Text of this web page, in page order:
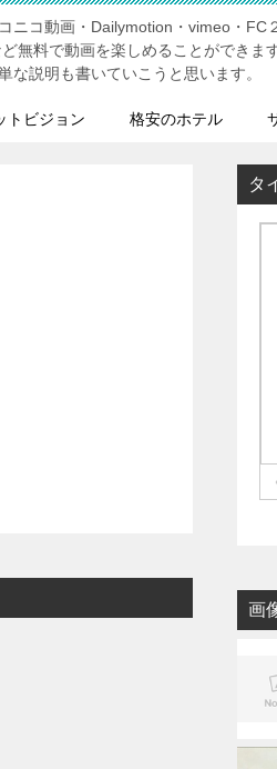
ニコ動画・Dailymotion・vimeo・FC
無料で動画を楽しめることができま
な説明も書いていこうと思います。
トビジョン 格安のホテル
タ
画